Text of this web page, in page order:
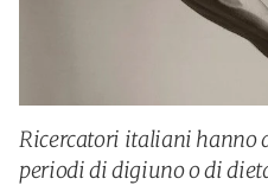
Ricercatori italiani hanno
periodi di digiuno o di